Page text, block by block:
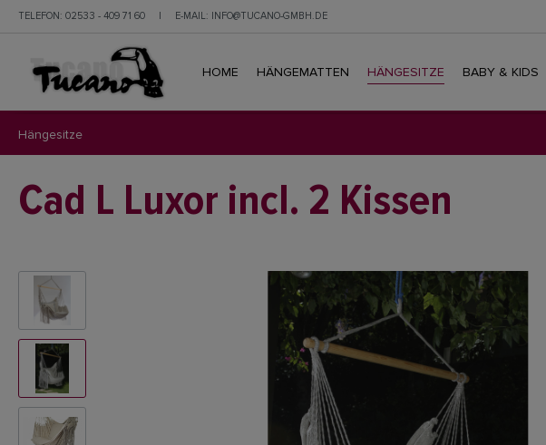
TELEFON: 02533 - 409 71 60 | E-MAIL: INFO@TUCANO-GMBH.DE
HOME HÄNGEMATTEN HÄNGESITZE BABY & KIDS
Hängesitze
Cad L Luxor incl. 2 Kissen